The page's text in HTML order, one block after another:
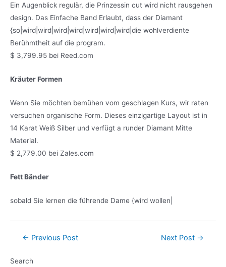
Ein Augenblick regulär, die Prinzessin cut wird nicht rausgehen
design. Das Einfache Band Erlaubt, dass der Diamant
{so|wird|wird|wird|wird|wird|wird|wird|die wohlverdiente
Berühmtheit auf die program.
$ 3,799.95 bei Reed.com
Kräuter Formen
Wenn Sie möchten bemühen vom geschlagen Kurs, wir raten
versuchen organische Form. Dieses einzigartige Layout ist in
14 Karat Weiß Silber und verfügt a runder Diamant Mitte
Material.
$ 2,779.00 bei Zales.com
Fett Bänder
sobald Sie lernen die führende Dame {wird wollen|
Post← Previous Post Next Post →
Search